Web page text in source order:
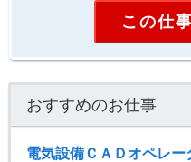
この仕
おすすめのお仕事